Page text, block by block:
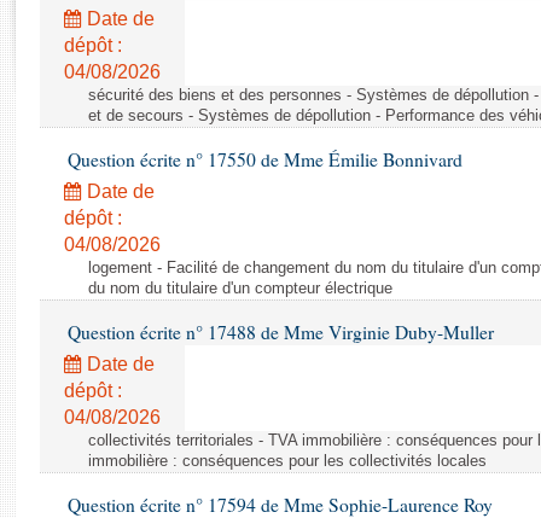
Rapports législatifs
Rapports sur l'application des lois
Baromètre de l’application des lois
Dossiers législatifs
Budget et sécurité sociale
Questions écrites et orales
Comptes rendus des débats
Date de
dépôt :
04/08/2026
sécurité des biens et des personnes - Systèmes de dépollution
et de secours - Systèmes de dépollution - Performance des
Question écrite n° 17550 de Mme Émilie Bonnivard
Date de
dépôt :
04/08/2026
logement - Facilité de changement du nom du titulaire d'un
du nom du titulaire d'un compteur électrique
Question écrite n° 17488 de Mme Virginie Duby-Muller
Date de
dépôt :
04/08/2026
collectivités territoriales - TVA immobilière : conséquences
immobilière : conséquences pour les collectivités locales
Question écrite n° 17594 de Mme Sophie-Laurence Roy